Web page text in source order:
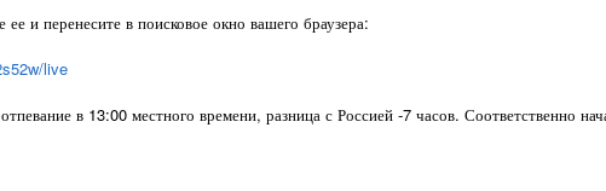
и перенесите в поисковое окно вашего браузера:
live
в 13:00 местного времени, разница с Россией -7 часов. Соответственно